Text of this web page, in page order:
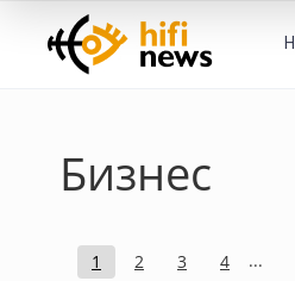
Бизнес
1 2 3 4
...